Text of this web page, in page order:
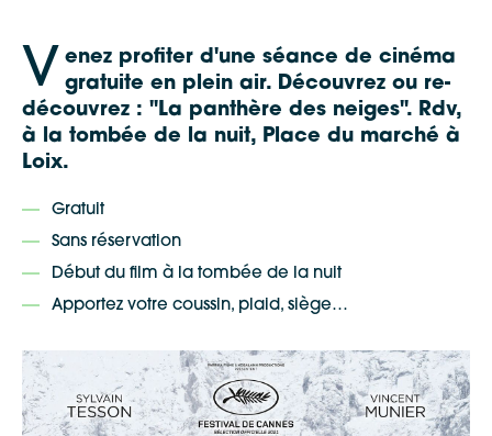
V enez profiter d'une séance de cinéma
gratuite en plein air. Découvrez ou re-
découvrez : "La panthère des neiges". Rdv,
à la tombée de la nuit, Place du marché à
Loix.
Gratuit
Sans réservation
Début du film à la tombée de la nuit
Apportez votre coussin, plaid, siège…